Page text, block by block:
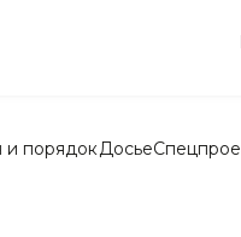
и порядок Досье